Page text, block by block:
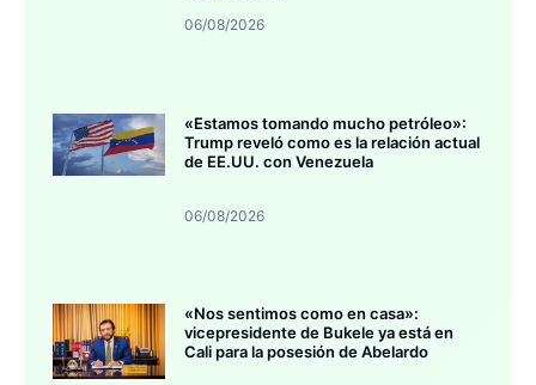
06/08/2026
«Estamos tomando mucho petróleo»:
Trump reveló como es la relación actual
de EE.UU. con Venezuela
06/08/2026
«Nos sentimos como en casa»:
vicepresidente de Bukele ya está en
Cali para la posesión de Abelardo